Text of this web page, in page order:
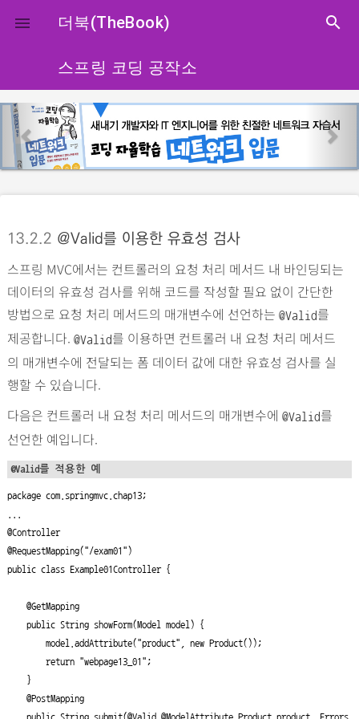
close
 더북(TheBook) search
스프링 코딩 공작소
p
r
e
u
s
e
13.2.2 @Valid를 이용한 유효성 검사
스프링 MVC에서는 컨트롤러의 요청 처리 메서드 내 바인딩되는
데이터의 유효성 검사를 위해 코드를 작성할 필요 없이 간단한
방법으로 요청 처리 메서드의 매개변수에 선언하는 @Valid를
제공합니다. @Valid를 이용하면 컨트롤러 내 요청 처리 메서드
의 매개변수에 전달되는 폼 데이터 값에 대한 유효성 검사를 실
행할 수 있습니다.
다음은 컨트롤러 내 요청 처리 메서드의 매개변수에 @Valid를
선언한 예입니다.
@Valid를 적용한 예
package com.springmvc.chap13;
@Controller
@RequestMapping("/exam01")
public class Example01Controller {
    public String submit(
@Valid @ModelAttribute Product product, Errors